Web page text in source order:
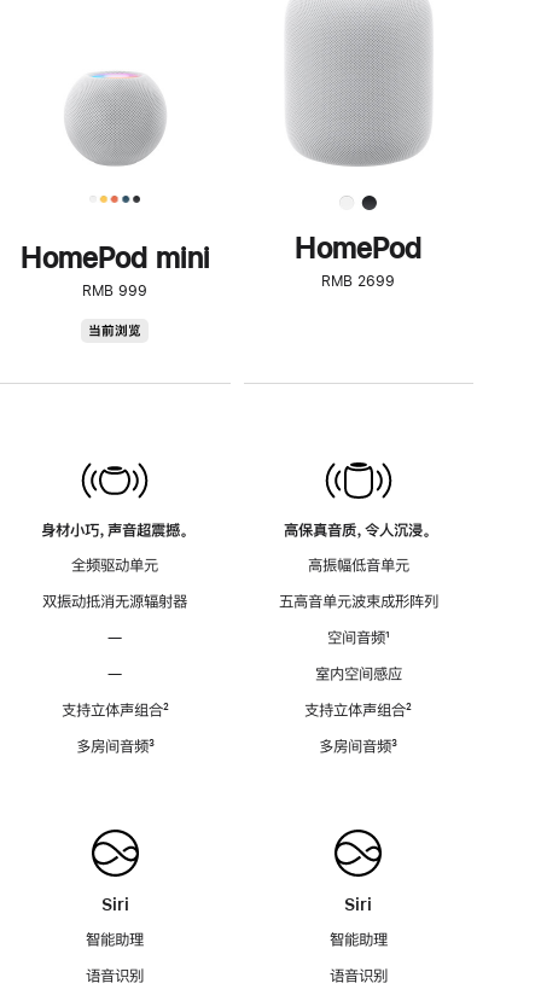
HomePod mini
RMB 999
当前浏览
身材小巧，声音超震撼。
全频驱动单元
双振动抵消无源辐射器
—
—
支持立体声组合脚
²
多房间音频脚
³
Siri
智能助理
语音识别
了
解
HomePod<
HomePod
RMB 2699
高保真音质，令人沉浸。
高振幅低音单元
五高音单元波束成形阵列
空间音频脚
¹
室内空间感应
支持立体声组合脚
²
多房间音频脚
³
Siri
智能助理
语音识别